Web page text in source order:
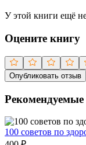
У этой книги ещё
Оцените книгу
Опубликовать отзыв
Рекомендуемые
100 советов по